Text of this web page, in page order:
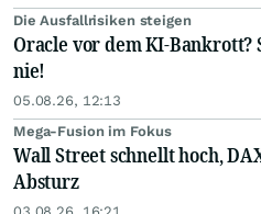
Die Ausfallrisiken steigen
Oracle vor dem KI-Bankrott?
nie!
05.08.26, 12:13
Mega-Fusion im Fokus
Wall Street schnellt hoch,
Absturz